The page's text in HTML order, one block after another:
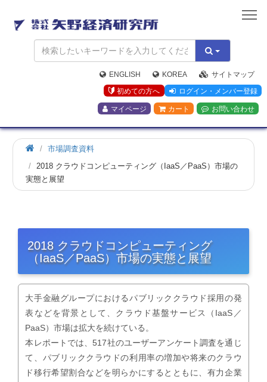
矢
野
経
済
研
究
所
ENGLISH KOREA
サイトマップ
初めての方へ
ログイン・メンバー登録
マイページ カート お問い合わせ
市場調査資料
2018 クラウドコンピューティング（IaaS／PaaS）市場の
実態と展望
2018 クラウドコンピューティング
（IaaS／PaaS）市場の実態と展望
大手金融グループにおけるパブリッククラウド採用の発
表などを背景として、クラウド基盤サービス（IaaS／
PaaS）市場は拡大を続けている。
本レポートでは、517社のユーザーアンケート調査を通じ
て、パブリッククラウドの利用率の増加や将来のクラウ
ド移行希望割合などを明らかにするとともに、有力企業